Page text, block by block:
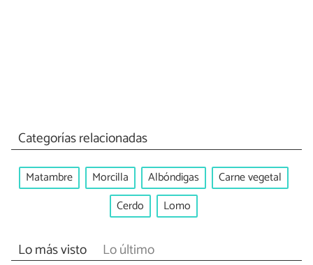
Categorías relacionadas
Matambre Morcilla Albóndigas
Carne vegetal
Cerdo
Lomo
Lo más visto Lo último